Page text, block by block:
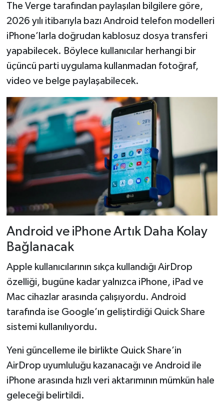
The Verge tarafından paylaşılan bilgilere göre,
2026 yılı itibarıyla bazı Android telefon modelleri
iPhone’larla doğrudan kablosuz dosya transferi
yapabilecek. Böylece kullanıcılar herhangi bir
üçüncü parti uygulama kullanmadan fotoğraf,
video ve belge paylaşabilecek.
Android ve iPhone Artık Daha Kolay
Bağlanacak
Apple kullanıcılarının sıkça kullandığı AirDrop
özelliği, bugüne kadar yalnızca iPhone, iPad ve
Mac cihazlar arasında çalışıyordu. Android
tarafında ise Google’ın geliştirdiği Quick Share
sistemi kullanılıyordu.
Yeni güncelleme ile birlikte Quick Share’in
AirDrop uyumluluğu kazanacağı ve Android ile
iPhone arasında hızlı veri aktarımının mümkün hale
geleceği belirtildi.